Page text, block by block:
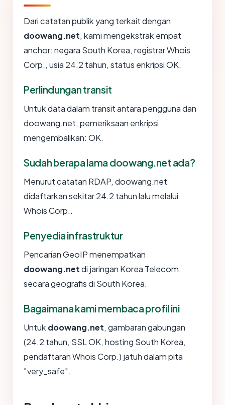
Dari catatan publik yang terkait dengan
doowang.net, kami mengekstrak empat
anchor: negara South Korea, registrar Whois
Corp., usia 24.2 tahun, status enkripsi OK.
Perlindungan transit
Untuk data dalam transit antara pengguna dan
doowang.net, pemeriksaan enkripsi
mengembalikan: OK.
Sudah berapa lama doowang.net ada?
Menurut catatan RDAP, doowang.net
didaftarkan sekitar 24.2 tahun lalu melalui
Whois Corp..
Penyedia infrastruktur
Pencarian GeoIP menempatkan
doowang.netdi jaringan Korea Telecom,
secara geografis di South Korea.
Bagaimana kami membaca profil ini
Untuk doowang.net, gambaran gabungan
(24.2 tahun, SSL OK, hosting South Korea,
pendaftaran Whois Corp.) jatuh dalam pita
"very_safe".